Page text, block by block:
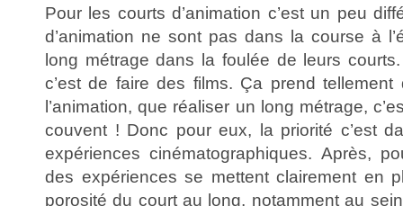
Pour les courts d’animation c’est un peu
d’animation ne sont pas dans la course à
long métrage dans la foulée de leurs
c’est de faire des films. Ça prend
l’animation, que réaliser un long métrage,
couvent ! Donc pour eux, la priorité c’est
expériences cinématographiques. Après,
des expériences se mettent clairement en
porosité du court au long, notamment au